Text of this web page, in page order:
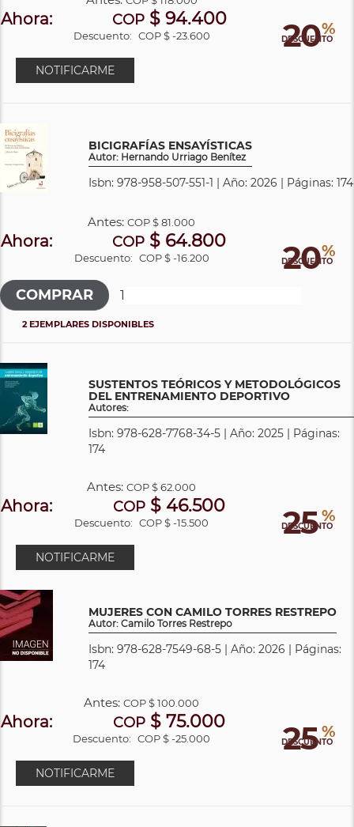
20%
DESCUENTO
Ahora: COP$ 94.400
Descuento: COP $ -23.600
NOTIFICARME
BICIGRAFÍAS ENSAYÍSTICAS
Autor: Hernando Urriago Benítez
Isbn: 978-958-507-551-1 | Año: 2026 | Páginas: 174
20%
DESCUENTO
Antes:COP$ 81.000
Ahora: COP $ 64.800
Descuento: COP $ -16.200
2 EJEMPLARES DISPONIBLES
SUSTENTOS TEÓRICOS Y METODOLÓGICOS
DEL ENTRENAMIENTO DEPORTIVO
Autores:
Isbn: 978-628-7768-34-5 | Año: 2025 | Páginas:
174
25 %
DESCUENTO
Antes:COP$ 62.000
Ahora: COP $ 46.500
Descuento: COP $ -15.500
NOTIFICARME
MUJERES CON CAMILO TORRES RESTREPO
Autor: Camilo Torres Restrepo
Isbn: 978-628-7549-68-5 | Año: 2026 | Páginas:
174
25 %
DESCUENTO
Antes:COP$ 100.000
Ahora: COP $ 75.000
Descuento: COP $ -25.000
NOTIFICARME